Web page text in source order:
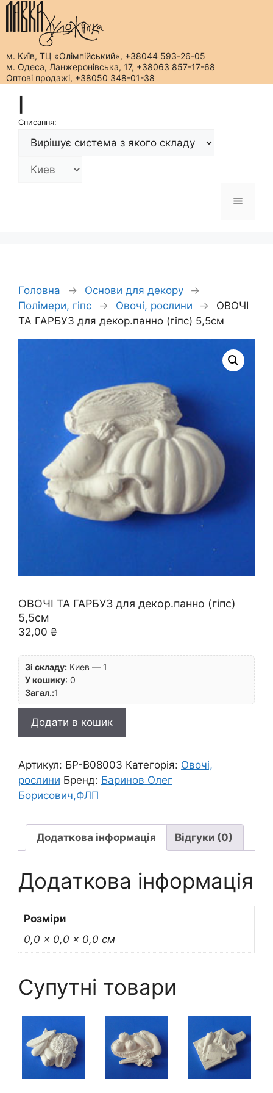
м. Київ, ТЦ «Олімпійський», +38044 593-26-05
м. Одеса, Ланжеронівська, 17, +38063 857-17-68
Оптові продажі, +38050 348-01-38
вмістуСписання:
Меню
Головна → Основи для декору
→
Полімери, гіпс
→ Овочі, рослини →
ОВОЧІ
ТА ГАРБУЗ для декор.панно (гіпс) 5,5см
ОВОЧІ ТА ГАРБУЗ для декор.панно (гіпс)
5,5см
32,00 ₴
Зі складу: Киев — 1
У кошику: 0
Загал.:1
ОВОЧІ
для
декор.панно
(гіпс)
кількість
Додати в кошик
Артикул: БР-B08003 Категорія: Овочі,
рослини Бренд: Баринов Олег
Борисович,ФЛП
Додаткова інформація Відгуки (0)
Додаткова інформація
Розміри
0,0 × 0,0 × 0,0 см
Супутні товари